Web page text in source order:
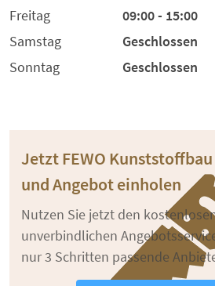
Freitag
09:00 - 15:00
Samstag
Geschlossen
Sonntag
Geschlossen
Jetzt FEWO
und Angebot einholen
Nutzen Sie jetzt den
unverbindlichen
nur 3 Schritten passende